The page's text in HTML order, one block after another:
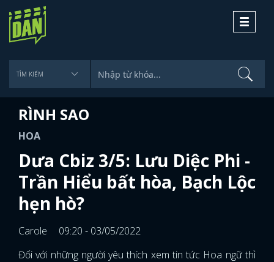
Toggle
RÌNH SAO
HOA
Dưa Cbiz 3/5: Lưu Diệc Phi -
Trần Hiểu bất hòa, Bạch Lộc
hẹn hò?
Carole
09:20 - 03/05/2022
Đối với những người yêu thích xem tin tức Hoa ngữ thì